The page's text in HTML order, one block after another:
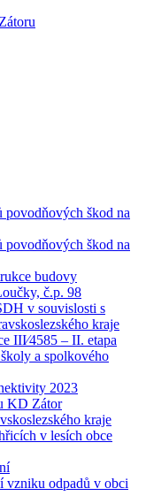
povodňových škod na
povodňových škod na
budovy
č.p. 98
v souvislosti s
kraje
III⁄4585 – II. etapa
a spolkového
2023
KD Zátor
kraje
v lesích obce
vzniku odpadů v obci